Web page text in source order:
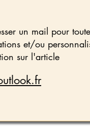
un mail pour
et/ou
sur l'article